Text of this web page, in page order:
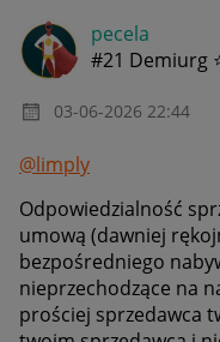
pecela
#21 Demiurg
‎03-06-2026 22:44
@limply
Odpowiedzialność
umową (dawniej
bezpośredniego
nieprzechodzące na
prościej sprzedawca